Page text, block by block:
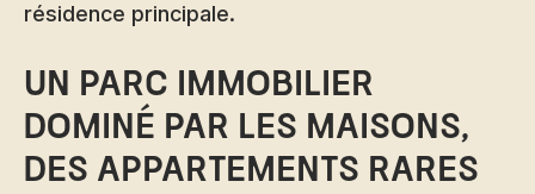
résidence principale.
Un parc immobilier
dominé par les maisons,
des appartements rares